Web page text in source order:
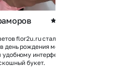
flor2u.ru стал для
день рождения моей
интерфейсу я
букет.